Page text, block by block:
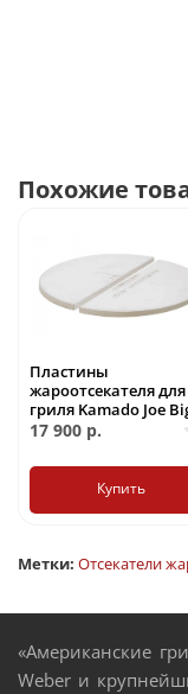
Похожие
Пластины
жароотсекателя для
гриля Kamado Joe
17 900 р.
Купить
Метки: Отсекатели
«Американские
Weber и